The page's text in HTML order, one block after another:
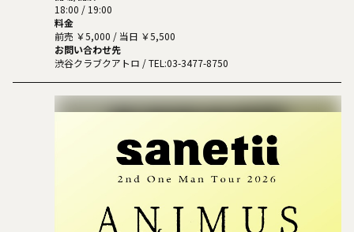
18:00 / 19:00
料金
前売 ￥5,000 / 当日 ￥5,500
お問い合わせ先
渋谷クラブクアトロ / TEL:03-3477-8750